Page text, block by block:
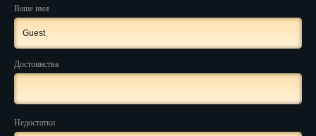
Новокузнецк
Новороссийск
Новосибирск
Новочеркасск
Норильск
Ваше имя
Достоинства
Недостатки